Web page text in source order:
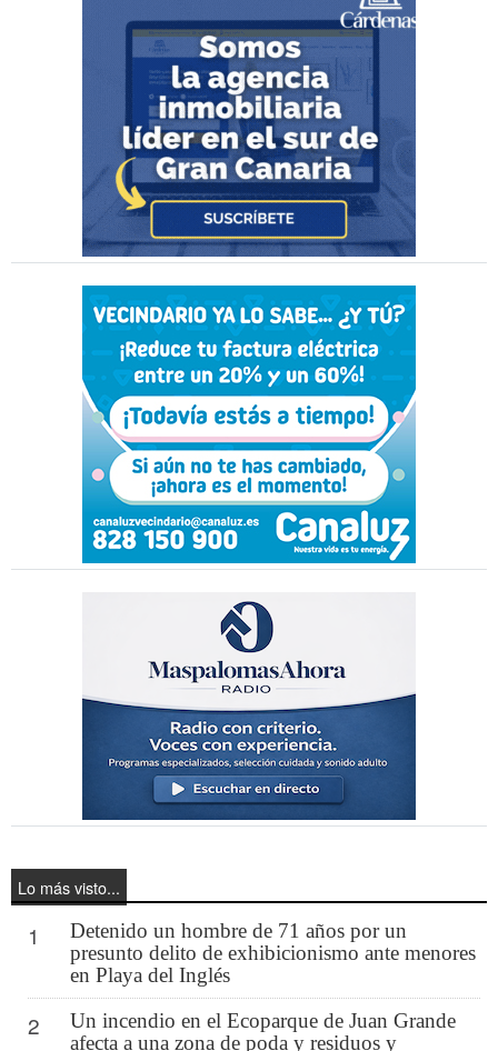
Lo más visto...
1
Detenido un hombre de 71 años por un
presunto delito de exhibicionismo ante menores
en Playa del Inglés
2
Un incendio en el Ecoparque de Juan Grande
afecta a una zona de poda y residuos y